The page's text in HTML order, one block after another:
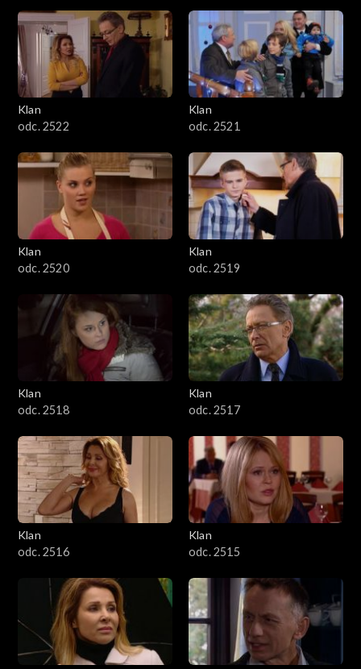
Klan
odc. 2522
Klan
odc. 2521
Klan
odc. 2520
Klan
odc. 2519
Klan
odc. 2518
Klan
odc. 2517
Klan
odc. 2516
Klan
odc. 2515